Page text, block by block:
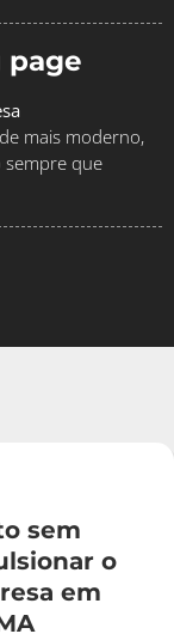
page
mais moderno,
que
sem
o
em